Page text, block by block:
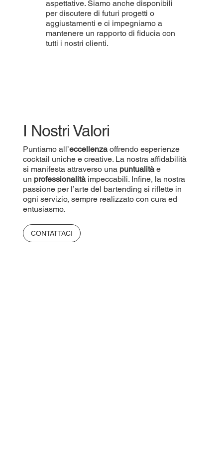
I Nostri Valori
Puntiamo all’eccellenzaoffrendo esperienze
cocktail uniche e creative. La nostra affidabilità
si manifesta attraverso una puntualitàe
un professionalitàimpeccabili. Infine, la nostra
passione per l’arte del bartending si riflette in
ogni servizio, sempre realizzato con cura ed
entusiasmo.
CONTATTACI
aspettative. Siamo anche disponibili
per discutere di futuri progetti o
aggiustamenti e ci impegniamo a
mantenere un rapporto di fiducia con
tutti i nostri clienti.